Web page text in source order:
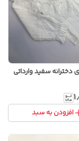
دخترانه سفید وارداتی
افزودن به سبد